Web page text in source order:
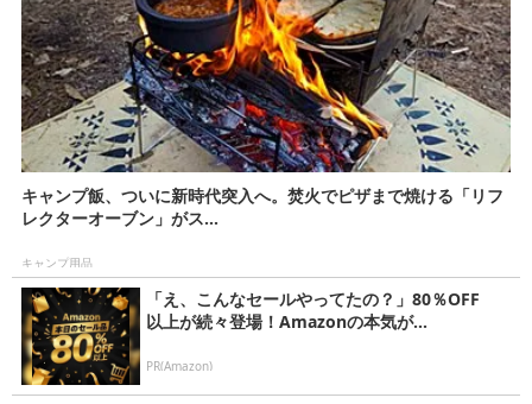
キャンプ飯、ついに新時代突入へ。焚火でピザまで焼ける「リフ
レクターオーブン」がス...
キャンプ用品
「え、こんなセールやってたの？」80％OFF
以上が続々登場！Amazonの本気が...
PR(Amazon)